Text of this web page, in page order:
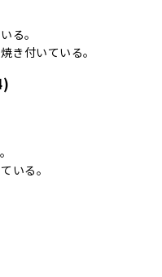
る。
き付いている。
。
いる。